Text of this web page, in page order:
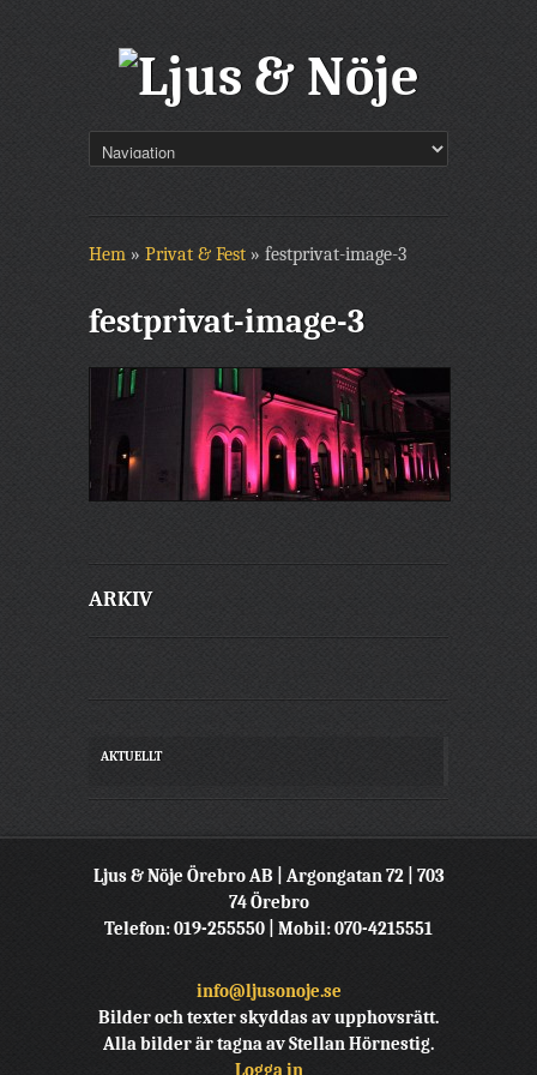
Hem » Privat & Fest » festprivat-image-3
festprivat-image-3
ARKIV
AKTUELLT
Ljus & Nöje Örebro AB | Argongatan 72 | 703
74 Örebro
Telefon: 019-255550 | Mobil: 070-4215551
info@ljusonoje.se
Bilder och texter skyddas av upphovsrätt.
Alla bilder är tagna av Stellan Hörnestig.
Logga in